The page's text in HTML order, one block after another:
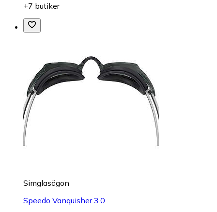
+7 butiker
Simglasögon
Speedo Vanquisher 3.0